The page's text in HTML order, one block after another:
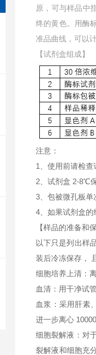
原，可与样品中
终的黄色。用酶
准品曲线，可以
【试剂盒组成】
注意：
1、使用前请检查
2、试剂盒 2-8℃
3、包被微孔板单
4、如果试剂盒的
【样品的准备和
以下只是列出样
装后冷冻保存，
细胞培养上清：
血清：用干净试
血浆：采用肝素
进一步离心
细胞裂解液：对
裂解液和细胞充